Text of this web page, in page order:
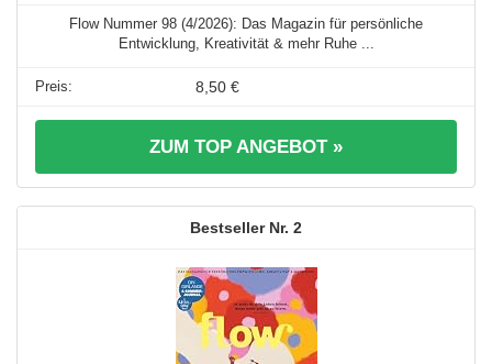
Flow Nummer 98 (4/2026): Das Magazin für persönliche
Entwicklung, Kreativität & mehr Ruhe ...
8,50 €
ZUM TOP ANGEBOT »
2